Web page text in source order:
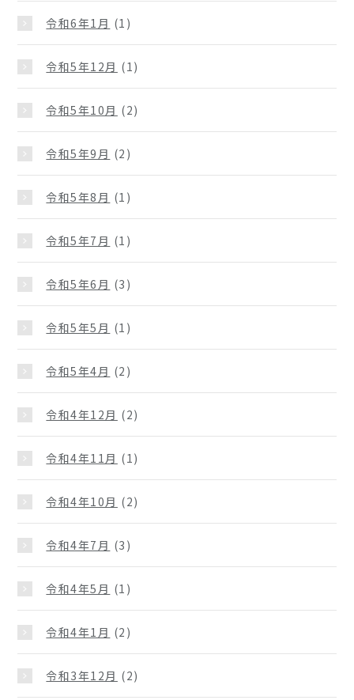
令和6年1月 (1)
令和5年12月 (1)
令和5年10月 (2)
令和5年9月 (2)
令和5年8月 (1)
令和5年7月 (1)
令和5年6月 (3)
令和5年5月 (1)
令和5年4月 (2)
令和4年12月 (2)
令和4年11月 (1)
令和4年10月 (2)
令和4年7月 (3)
令和4年5月 (1)
令和4年1月 (2)
令和3年12月 (2)